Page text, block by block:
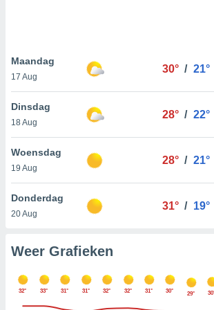
IP-
uw
basis van
op elk
of via ons
deze
Maandag
17 Aug
30° / 21°
Dinsdag
18 Aug
28° / 22°
Woensdag
19 Aug
28° / 21°
Donderdag
20 Aug
31° / 19°
Weer Grafieken
32° 33° 31° 31° 32° 32° 31° 30° 29°